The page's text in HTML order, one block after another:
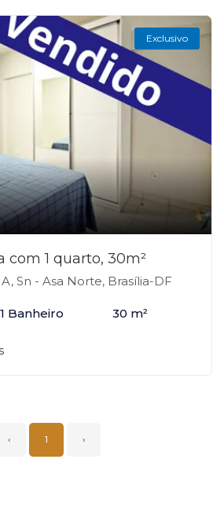
Exclusivo
com 1 quarto, 30m²
Sn - Asa Norte, Brasília-DF
1 Banheiro 30 m²
‹ 1 ›